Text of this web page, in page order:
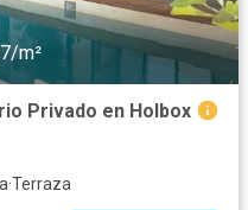
m²
Privado en Holbox
·Terraza